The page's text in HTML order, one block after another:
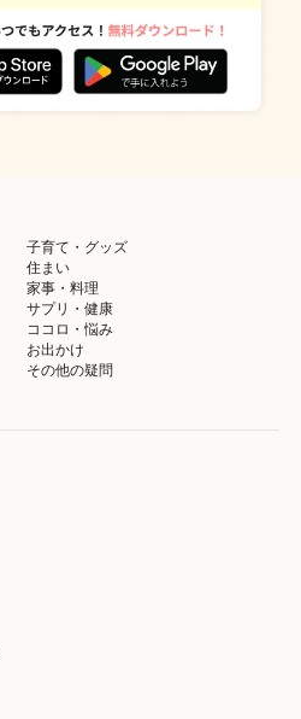
子育て・グッズ
住まい
家事・料理
サプリ・健康
ココロ・悩み
お出かけ
その他の疑問